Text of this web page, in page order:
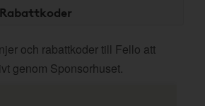
och rabattkoder till Fello att
genom Sponsorhuset.